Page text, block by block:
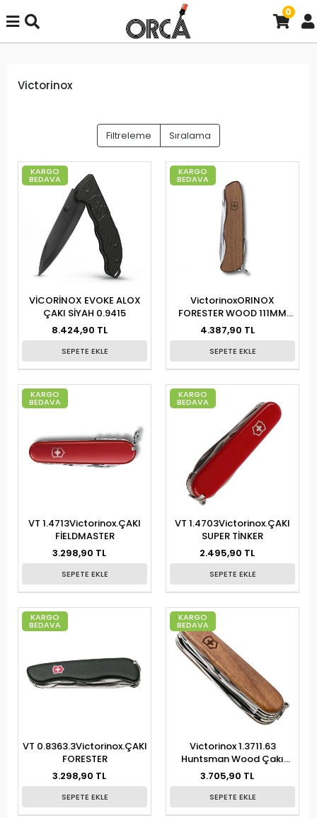
0
Victorinox
Filtreleme Sıralama
KARGO
BEDAVA
VİCORİNOX EVOKE ALOX
ÇAKI SİYAH 0.9415
8.424,90 TL
SEPETE EKLE
KARGO
BEDAVA
VictorinoxORINOX
FORESTER WOOD 111MM
ÇAKI CEVİZ AĞACI
4.387,90 TL
SEPETE EKLE
KARGO
BEDAVA
VT 1.4713Victorinox.ÇAKI
FİELDMASTER
3.298,90 TL
SEPETE EKLE
KARGO
BEDAVA
VT 1.4703Victorinox.ÇAKI
SUPER TİNKER
2.495,90 TL
SEPETE EKLE
KARGO
BEDAVA
VT 0.8363.3Victorinox.ÇAKI
FORESTER
3.298,90 TL
SEPETE EKLE
KARGO
BEDAVA
Victorinox 1.3711.63
Huntsman Wood Çakı
91MM CEVİZ AĞACI YÜZEYLİ
3.705,90 TL
SEPETE EKLE